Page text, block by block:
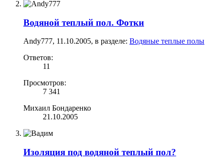
Водяной теплый пол. Фотки
Andy777, 11.10.2005, в разделе: Водяные теплые полы
Ответов:
11
Просмотров:
7 341
Михаил Бондаренко
21.10.2005
Изоляция под водяной теплый пол?